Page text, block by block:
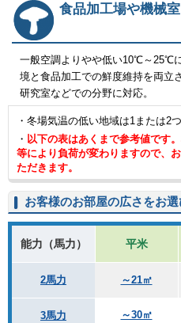
食品加工場や機械
一般空調よりやや低い10℃～25℃
境と食品加工での鮮度維持を両立
研究室などでの分野に対応。
・冬場気温の低い地域は1または2
・ 以下の表はあくまで参考値です
等により負荷が変わりますので、
ただきます。
お客様のお部屋の広さをお選
能力（馬力） 平米
2馬力 ～21㎡
3馬力 ～30㎡